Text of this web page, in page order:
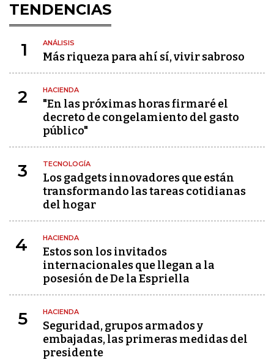
TENDENCIAS
1 ANÁLISIS
Más riqueza para ahí sí, vivir sabroso
2 HACIENDA
"En las próximas horas firmaré el
decreto de congelamiento del gasto
público"
3 TECNOLOGÍA
Los gadgets innovadores que están
transformando las tareas cotidianas
del hogar
4 HACIENDA
Estos son los invitados
internacionales que llegan a la
posesión de De la Espriella
5 HACIENDA
Seguridad, grupos armados y
embajadas, las primeras medidas del
presidente